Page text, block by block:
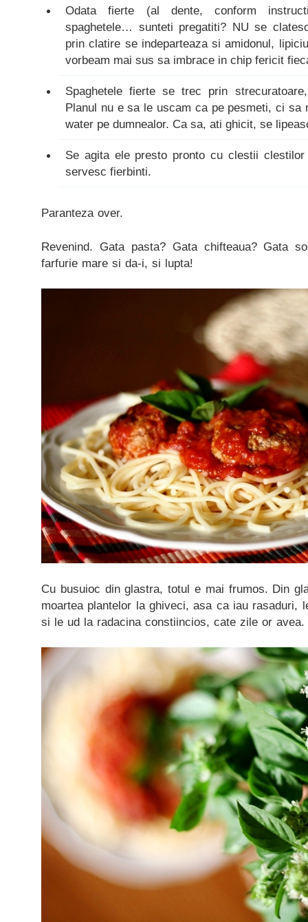
Odata fierte (al dente, conform
spaghetele… sunteti pregatiti? NU se
prin clatire se indeparteaza si amidonul,
vorbeam mai sus sa imbrace in chip fericit
Spaghetele fierte se trec prin
Planul nu e sa le uscam ca pe pesmeti, ci sa
water pe dumnealor. Ca sa, ati ghicit, se
Se agita ele presto pronto cu clestii
servesc fierbinti.
Paranteza over.
Revenind. Gata pasta? Gata chifteaua? Gata
farfurie mare si da-i, si lupta!
Cu busuioc din glastra, totul e mai frumos. Din
moartea plantelor la ghiveci, asa ca iau rasaduri,
si le ud la radacina constiincios, cate zile or avea.